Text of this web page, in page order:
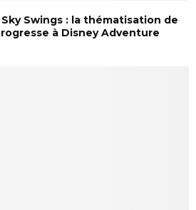
Swings : la thématisation de
à Disney Adventure